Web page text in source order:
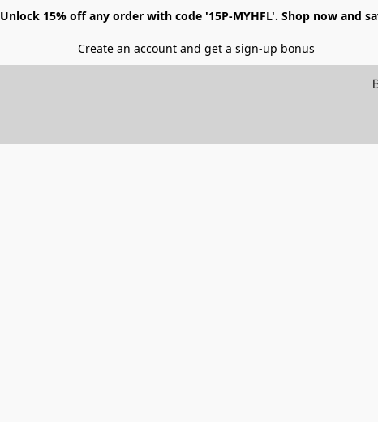
Unlock 15% off any order with code '15P-MYHFL'. Shop now and
Create an account and get a sign-up bonus